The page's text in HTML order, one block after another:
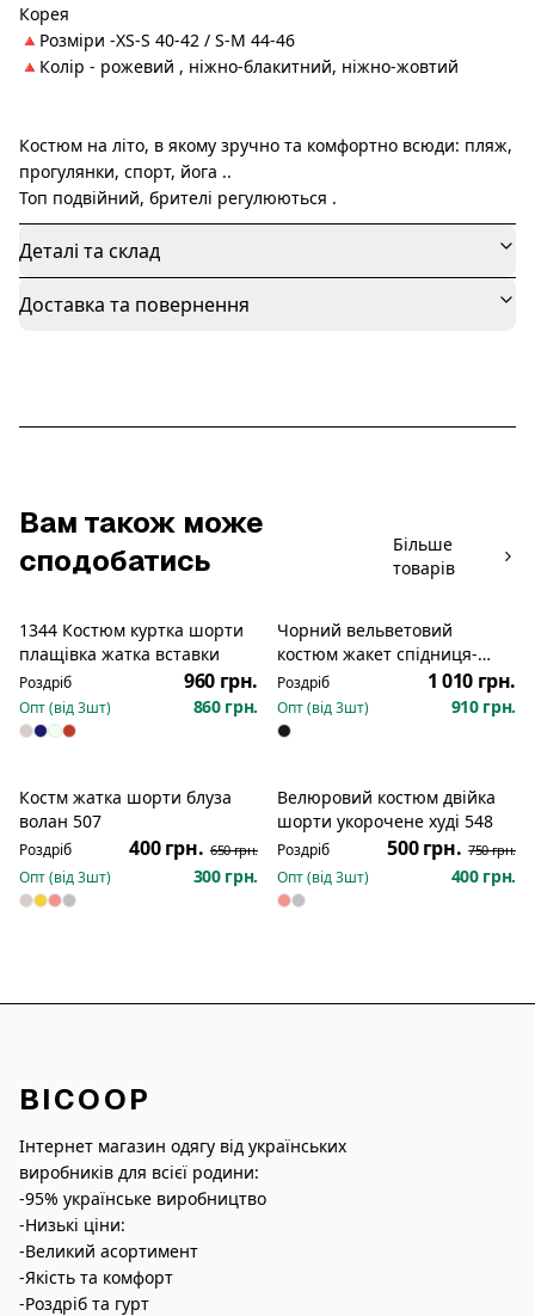
Корея
🔺Розміри -XS-S 40-42 / S-M 44-46
🔺Колір - рожевий , ніжно-блакитний, ніжно-жовтий
Костюм на літо, в якому зручно та комфортно всюди: пляж,
прогулянки, спорт, йога ..
Топ подвійний, брителі регулюються .
Деталі та склад
Доставка та повернення
Вам також може
сподобатись
Більше
товарів
1344 Костюм куртка шорти
плащівка жатка вставки
Роздріб 960 грн.
Опт (від3шт) 860 грн.
Чорний вельветовий
костюм жакет спідниця-
шорти 675
Роздріб 1 010 грн.
Опт (від3шт) 910 грн.
Розпродаж
Костм жатка шорти блуза
волан 507
Роздріб 400 грн. 650 грн.
Опт (від3шт) 300 грн.
Розпродаж
Велюровий костюм двійка
шорти укорочене худі 548
Роздріб 500 грн. 750 грн.
Опт (від3шт) 400 грн.
BICOOP
Інтернет магазин одягу від українських
виробників для всієї родини:
-95% українське виробництво
-Низькі ціни:
-Великий асортимент
-Якість та комфорт
-Роздріб та гурт